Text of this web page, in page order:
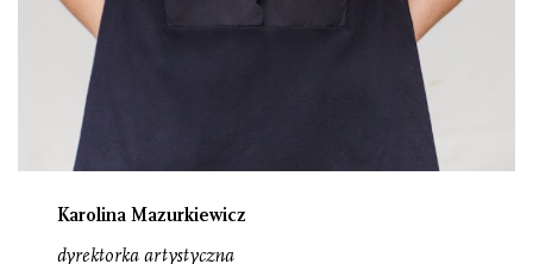
Karolina Mazurkiewicz
dyrektorka artystyczna